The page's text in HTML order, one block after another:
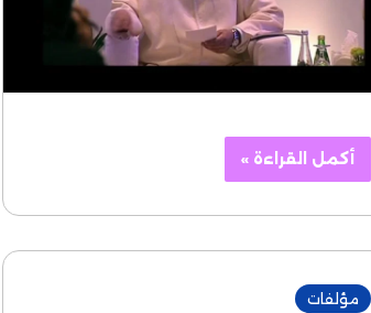
أكمل القراءة »
مؤلفات